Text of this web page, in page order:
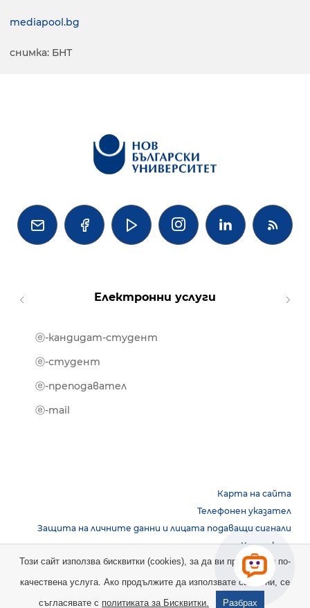
mediapool.bg
снимка: БНТ
   
Електронни услуги
ⓔ-кандидат-студент
ⓔ-студент
ⓔ-преподавател
ⓔ-mail
Карта на сайта
Телефонен указател
Защита на личните данни и лицата подаващи сигнали
Контакти
Copyright © 2026 НБУ. Всички права запазени.
Този сайт използва бисквитки (cookies), за да ви предостави по-
качествена услуга. Ако продължите да използвате сайта ни, се
съгласявате с политиката за Бисквитки. Разбрах